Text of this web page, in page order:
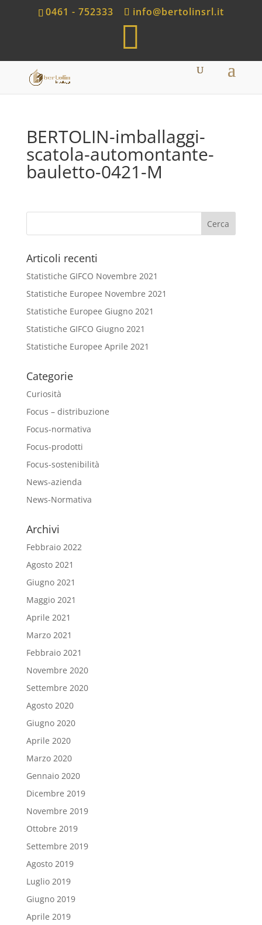
0461 - 752333
info@bertolinsrl.it
h
p
BERTOLIN-imballaggi-
scatola-automontante-
bauletto-0421-M
Articoli recenti
Statistiche GIFCO Novembre 2021
Statistiche Europee Novembre 2021
Statistiche Europee Giugno 2021
Statistiche GIFCO Giugno 2021
Statistiche Europee Aprile 2021
Categorie
Curiosità
Focus – distribuzione
Focus-normativa
Focus-prodotti
Focus-sostenibilità
News-azienda
News-Normativa
Archivi
Febbraio 2022
Agosto 2021
Giugno 2021
Maggio 2021
Aprile 2021
Marzo 2021
Febbraio 2021
Novembre 2020
Settembre 2020
Agosto 2020
Giugno 2020
Aprile 2020
Marzo 2020
Gennaio 2020
Dicembre 2019
Novembre 2019
Ottobre 2019
Settembre 2019
Agosto 2019
Luglio 2019
Giugno 2019
Aprile 2019